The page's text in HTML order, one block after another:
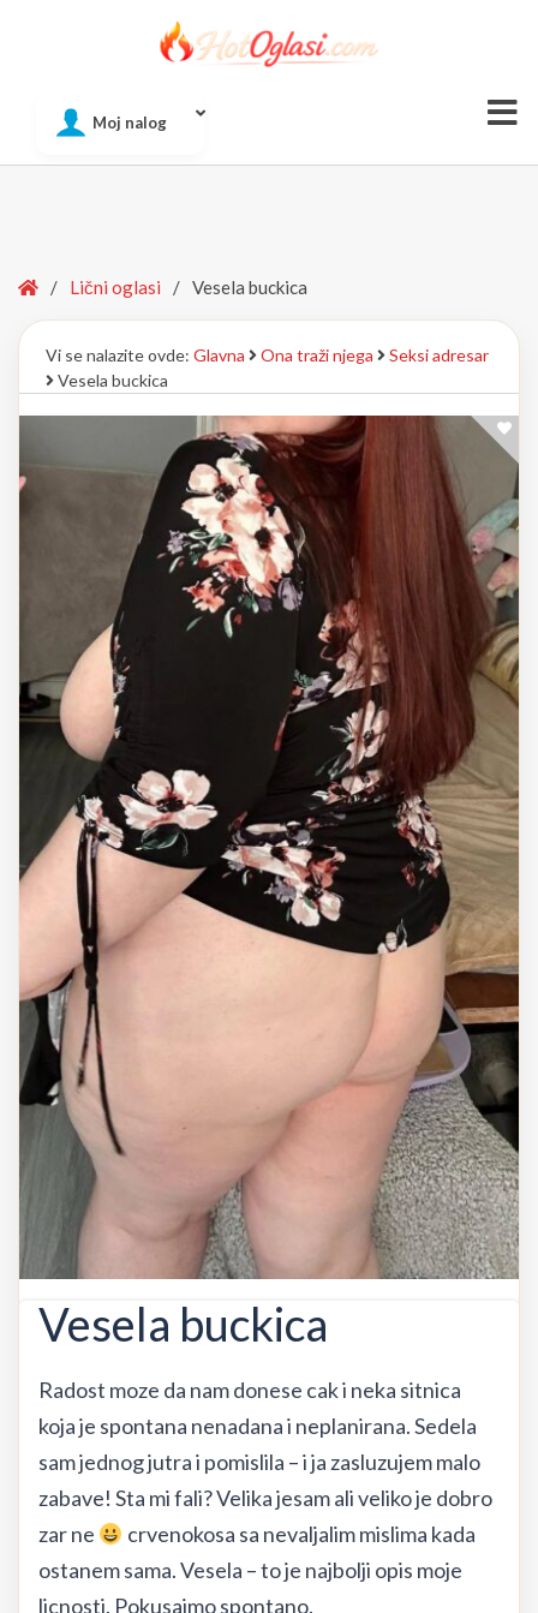
Moj nalog
Home
/ Lični oglasi / Vesela buckica
Vi se nalazite ovde: Glavna Ona traži njega
Seksi adresar
Vesela buckica
Vesela buckica
Radost moze da nam donese cak i neka sitnica
koja je spontana nenadana i neplanirana. Sedela
sam jednog jutra i pomislila – i ja zasluzujem malo
zabave! Sta mi fali? Velika jesam ali veliko je dobro
zar ne
crvenokosa sa nevaljalim mislima kada
ostanem sama. Vesela – to je najbolji opis moje
licnosti. Pokusajmo spontano.